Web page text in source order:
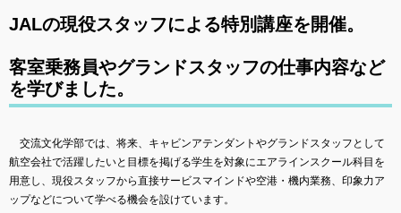
JALの現役スタッフによる特別講座を開催。
客室乗務員やグランドスタッフの仕事内容など
を学びました。
交流文化学部では、将来、キャビンアテンダントやグランドスタッフとして
航空会社で活躍したいと目標を掲げる学生を対象にエアラインスクール科目を
用意し、現役スタッフから直接サービスマインドや空港・機内業務、印象力ア
ップなどについて学べる機会を設けています。